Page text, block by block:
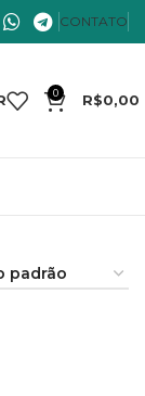
CONTATO
0 R$0,00